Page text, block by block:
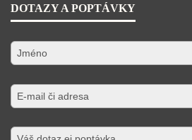
DOTAZY A POPTÁVKY